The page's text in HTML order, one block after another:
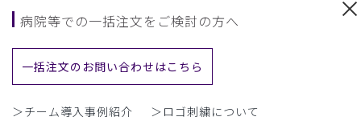
病院等での一括注文をご検討の方へ
一括注文のお問い合わせはこちら
＞チーム導入事例紹介 ＞ロゴ刺繍について